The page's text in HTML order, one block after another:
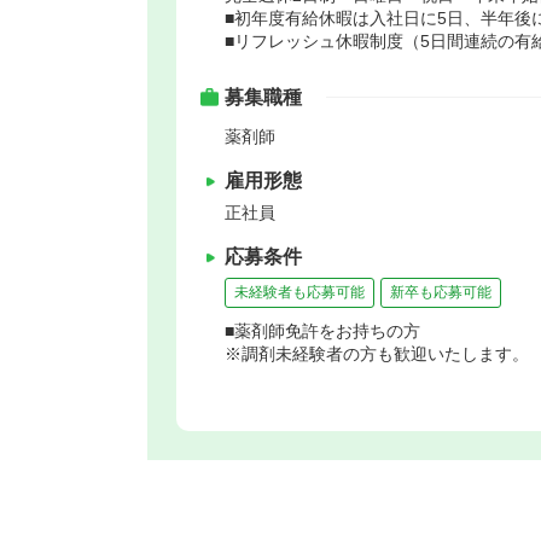
■初年度有給休暇は入社日に5日、半年後
■リフレッシュ休暇制度（5日間連続の有
募集職種
薬剤師
雇用形態
正社員
応募条件
未経験者も応募可能 新卒も応募可能
■薬剤師免許をお持ちの方
※調剤未経験者の方も歓迎いたします。